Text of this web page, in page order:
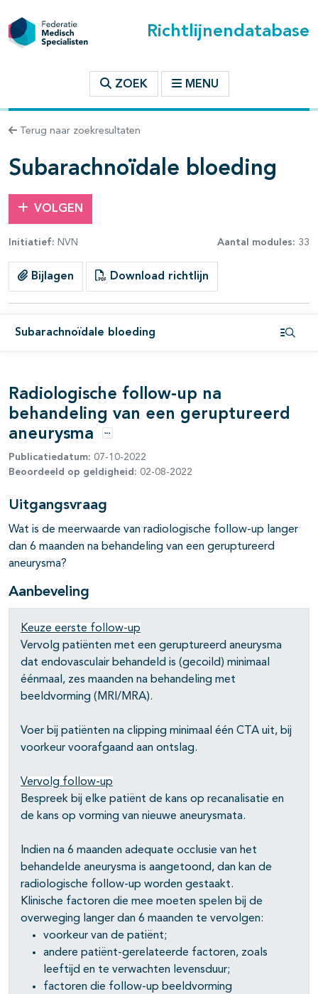
Richtlijnendatabase
ZOEK MENU
Terug naar zoekresultaten
Subarachnoïdale bloeding
VOLGEN
Initiatief: NVN Aantal modules: 33
Bijlagen Download richtlijn
Subarachnoïdale bloeding
binnen deze richtlijn
open- en dichtklappen
open- en dichtklappen
open- en dichtklappen
open- en dichtklappen
Radiologische follow-up na
behandeling van een geruptureerd
aneurysma
Opties
Publicatiedatum: 07-10-2022
Beoordeeld op geldigheid: 02-08-2022
Uitgangsvraag
Wat is de meerwaarde van radiologische follow-up langer
dan 6 maanden na behandeling van een geruptureerd
aneurysma?
Aanbeveling
Keuze eerste follow-up
Vervolg patiënten met een geruptureerd aneurysma
dat endovasculair behandeld is (gecoild) minimaal
éénmaal, zes maanden na behandeling met
beeldvorming (MRI/MRA).
Voer bij patiënten na clipping minimaal één CTA uit, bij
voorkeur voorafgaand aan ontslag.
Vervolg follow-up
Bespreek bij elke patiënt de kans op recanalisatie en
de kans op vorming van nieuwe aneurysmata.
Indien na 6 maanden adequate occlusie van het
behandelde aneurysma is aangetoond, dan kan de
radiologische follow-up worden gestaakt.
Klinische factoren die mee moeten spelen bij de
overweging langer dan 6 maanden te vervolgen:
voorkeur van de patiënt;
andere patiënt-gerelateerde factoren, zoals
leeftijd en te verwachten levensduur;
factoren die follow-up beeldvorming